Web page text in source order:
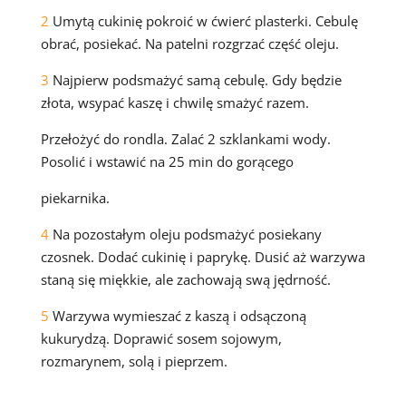
2 Umytą cukinię pokroić w ćwierć plasterki. Cebulę
obrać, posiekać. Na patelni rozgrzać część oleju.
3 Najpierw podsmażyć samą cebulę. Gdy będzie
złota, wsypać kaszę i chwilę smażyć razem.
Przełożyć do rondla. Zalać 2 szklankami wody.
Posolić i wstawić na 25 min do gorącego
piekarnika.
4 Na pozostałym oleju podsmażyć posiekany
czosnek. Dodać cukinię i paprykę. Dusić aż warzywa
staną się miękkie, ale zachowają swą jędrność.
5 Warzywa wymieszać z kaszą i odsączoną
kukurydzą. Doprawić sosem sojowym,
rozmarynem, solą i pieprzem.